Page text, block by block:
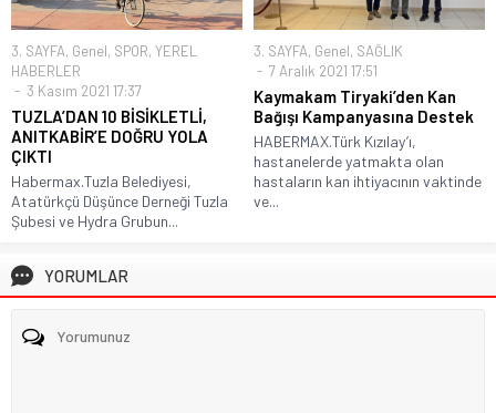
3. SAYFA, Genel, SPOR, YEREL
HABERLER
3 Kasım 2021 17:37
TUZLA’DAN 10 BİSİKLETLİ,
ANITKABİR’E DOĞRU YOLA
ÇIKTI
Habermax.Tuzla Belediyesi,
Atatürkçü Düşünce Derneği Tuzla
Şubesi ve Hydra Grubun...
3. SAYFA, Genel, SAĞLIK
7 Aralık 2021 17:51
Kaymakam Tiryaki’den Kan
Bağışı Kampanyasına Destek
HABERMAX.Türk Kızılay’ı,
hastanelerde yatmakta olan
hastaların kan ihtiyacının vaktinde
ve...
YORUMLAR